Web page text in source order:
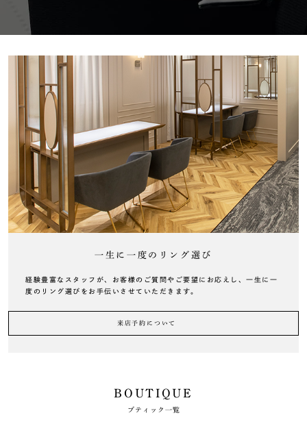
一生に一度のリング選び
経験豊富なスタッフが、お客様のご質問やご要望にお応えし、一生に一
度のリング選びをお手伝いさせていただきます。
来店予約について
BOUTIQUE
ブティック一覧